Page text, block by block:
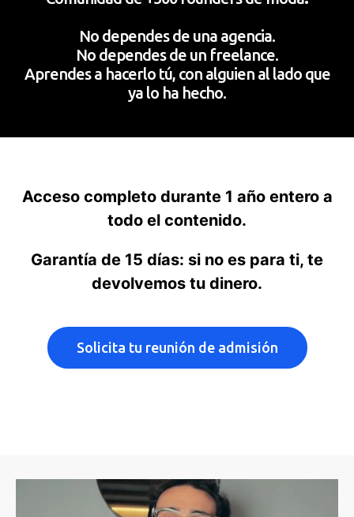
No dependes de una agencia.
No dependes de un freelance.
Aprendes a hacerlo tú, con alguien al lado que
ya lo ha hecho.
Acceso completo durante 1 año entero a
todo el contenido.
Garantía de 15 días: si no es para ti, te
devolvemos tu dinero.
Solicita tu reunión de admisión